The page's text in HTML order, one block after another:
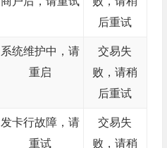
后重试
系统维护中，请
重启
交易失
败，请稍
后重试
发卡行故障，请
重试
交易失
败，请稍